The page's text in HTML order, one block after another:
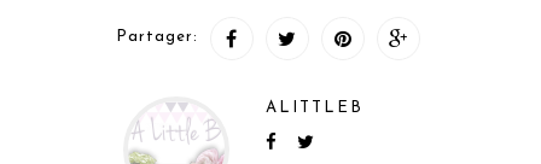
Partager:
ALITTLEB